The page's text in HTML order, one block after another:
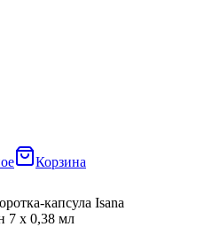
Корзина
капсула Isana
7 x 0,38 мл